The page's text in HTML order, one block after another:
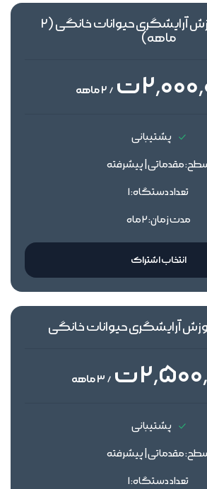
صفر تا صد آموزش آرایشگری حیوانات خانگی (2
ماهه)
ت / 2 ماهه
پشتیبانی
مقدماتی | پیشرفته
تعداد دستگاه: 1
مدت زمان: 2 ماه
انتخاب اشتراک
آرایشگری حیوانات خانگی
ت / 3 ماهه
پشتیبانی
مقدماتی | پیشرفته
تعداد دستگاه: 1